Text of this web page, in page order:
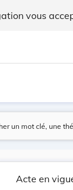
vous
Acte en